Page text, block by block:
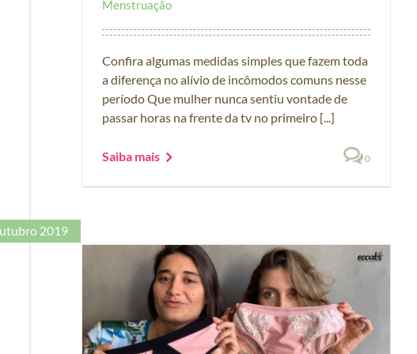
Menstruação
Confira algumas medidas simples que fazem toda
a diferença no alívio de incômodos comuns nesse
período Que mulher nunca sentiu vontade de
passar horas na frente da tv no primeiro [...]
Saiba mais 0
2019